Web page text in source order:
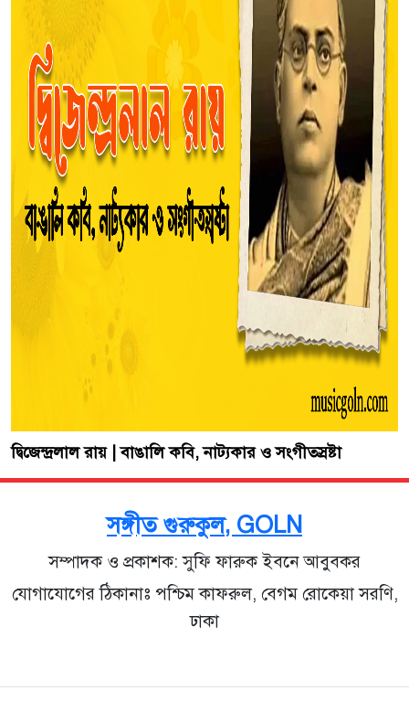
দ্বিজেন্দ্রলাল রায় | বাঙালি কবি, নাট্যকার ও সংগীতস্রষ্টা
সঙ্গীত গুরুকুল, GOLN
সম্পাদক ও প্রকাশক: সুফি ফারুক ইবনে আবুবকর
যোগাযোগের ঠিকানাঃ পশ্চিম কাফরুল, বেগম রোকেয়া সরণি,
ঢাকা